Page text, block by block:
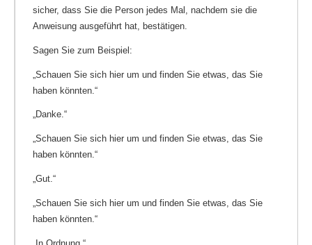
sicher, dass Sie die Person jedes Mal, nachdem sie die
Anweisung ausgeführt hat, bestätigen.
Sagen Sie zum Beispiel:
„Schauen Sie sich hier um und finden Sie etwas, das Sie
haben könnten.“
„Danke.“
„Schauen Sie sich hier um und finden Sie etwas, das Sie
haben könnten.“
„Gut.“
„Schauen Sie sich hier um und finden Sie etwas, das Sie
haben könnten.“